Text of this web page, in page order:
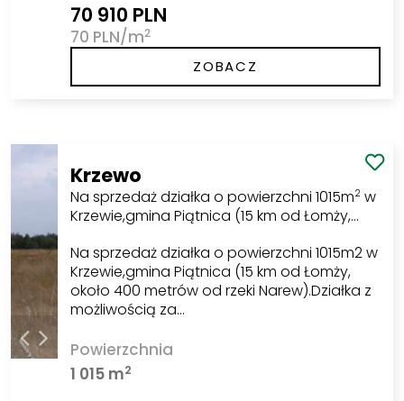
70 910 PLN
70 PLN/m2
ZOBACZ
Krzewo
Na sprzedaż działka o powierzchni 1015m2 w
Krzewie,gmina Piątnica (15 km od Łomży,…
Na sprzedaż działka o powierzchni 1015m2 w
Krzewie,gmina Piątnica (15 km od Łomży,
około 400 metrów od rzeki Narew).Działka z
możliwością za…
Powierzchnia
1 015 m2